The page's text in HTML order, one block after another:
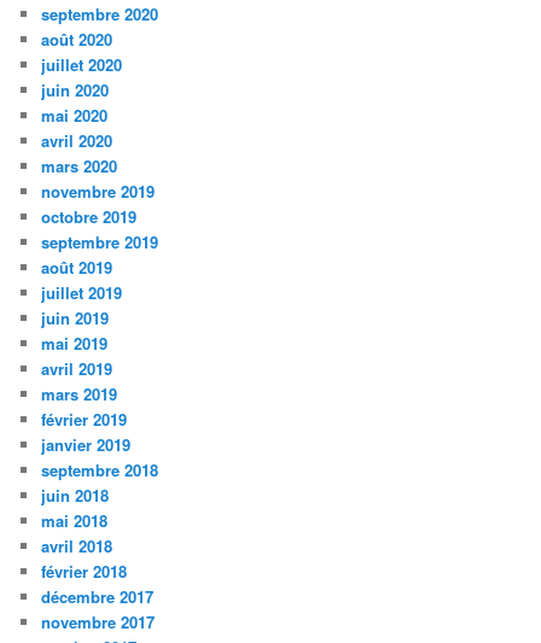
septembre 2020
août 2020
juillet 2020
juin 2020
mai 2020
avril 2020
mars 2020
novembre 2019
octobre 2019
septembre 2019
août 2019
juillet 2019
juin 2019
mai 2019
avril 2019
mars 2019
février 2019
janvier 2019
septembre 2018
juin 2018
mai 2018
avril 2018
février 2018
décembre 2017
novembre 2017